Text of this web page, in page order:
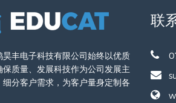
昊丰电子科技有限公司始终以优质
保质量、发展科技作为公司发展主
细分客户需求，为客户量身定制各
联